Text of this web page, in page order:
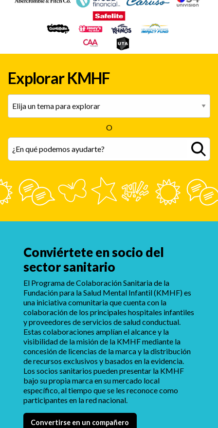
Explorar KMHF
O
Conviértete en socio del
sector sanitario
El Programa de Colaboración Sanitaria de la
Fundación para la Salud Mental Infantil (KMHF) es
una iniciativa comunitaria que cuenta con la
colaboración de los principales hospitales infantiles
y proveedores de servicios de salud conductual.
Estas colaboraciones amplían el alcance y la
visibilidad de la misión de la KMHF mediante la
concesión de licencias de la marca y la distribución
de recursos exclusivos y basados en la evidencia.
Los socios sanitarios pueden presentar la KMHF
bajo su propia marca en su mercado local
específico, al tiempo que se les reconoce como
participantes en la red nacional.
Convertirse en un compañero